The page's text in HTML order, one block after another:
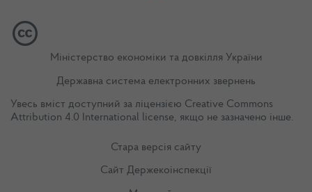
Міністерство економіки та довкілля України
Державна система електронних звернень
Увесь вміст доступний за ліцензією Creative Commons
Attribution 4.0 International license, якщо не зазначено інше.
Стара версія сайту
Сайт Держекоінспекції